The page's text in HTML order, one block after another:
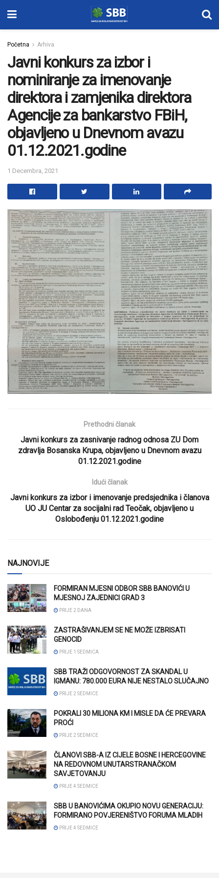
Početna Arhiva
Javni konkurs za izbor i
nominiranje za imenovanje
direktora i zamjenika direktora
Agencije za bankarstvo FBiH,
objavljeno u Dnevnom avazu
01.12.2021.godine
1 Decembra, 2021
Prethodni članak
Javni konkurs za zasnivanje radnog odnosa ZU Dom
zdravlja Bosanska Krupa, objavljeno u Dnevnom avazu
01.12.2021.godine
Idući članak
Javni konkurs za izbor i imenovanje predsjednika i članova
UO JU Centar za socijalni rad Teočak, objavljeno u
Oslobođenju 01.12.2021.godine
NAJNOVIJE
FORMIRAN MJESNI ODBOR SBB BANOVIĆI U
MJESNOJ ZAJEDNICI GRAD 3
PRIJE 2 DANA
ZASTRAŠIVANJEM SE NE MOŽE IZBRISATI
GENOCID
PRIJE 1 SEDMICA
SBB TRAŽI ODGOVORNOST ZA SKANDAL U
IGMANU: 780.000 EURA NIJE NESTALO SLUČAJNO
PRIJE 2 SEDMICE
POKRALI 30 MILIONA KM I MISLE DA ĆE PREVARA
PROĆI
PRIJE 2 SEDMICE
ČLANOVI SBB-A IZ CIJELE BOSNE I HERCEGOVINE
NA REDOVNOM UNUTARSTRANAČKOM
SAVJETOVANJU
PRIJE 4 SEDMICE
SBB U BANOVIĆIMA OKUPIO NOVU GENERACIJU:
FORMIRANO POVJERENIŠTVO FORUMA MLADIH
PRIJE 4 SEDMICE